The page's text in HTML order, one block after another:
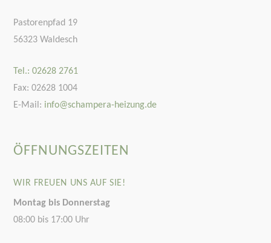
Pastorenpfad 19
56323 Waldesch
Tel.: 02628 2761
Fax: 02628 1004
E-Mail: info@schampera-heizung.de
ÖFFNUNGSZEITEN
WIR FREUEN UNS AUF SIE!
Montag bis Donnerstag
08:00 bis 17:00 Uhr